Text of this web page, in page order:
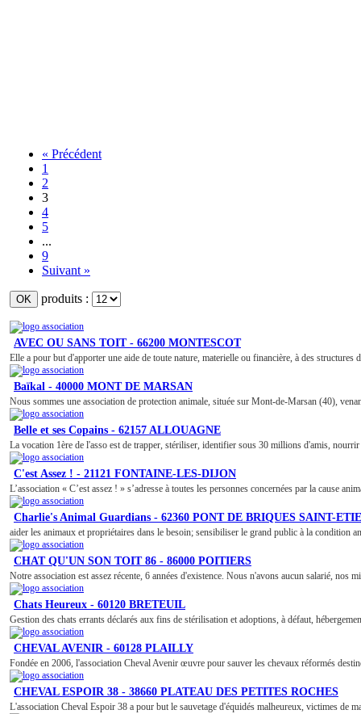
« Précédent
1
2
3
4
5
...
9
Suivant »
produits :
AVEC OU SANS TOIT - 66200 MONTESCOT
Elle a pour but d'apporter une aide de toute nature, materielle ou financière, à des structures
Baïkal - 40000 MONT DE MARSAN
Nous sommes une association de protection animale, située sur Mont-de-Marsan (40),
Belle et ses Copains - 62157 ALLOUAGNE
La vocation 1ère de l'asso est de trapper, stériliser, identifier sous 30 millions d'amis,
C'est Assez ! - 21121 FONTAINE-LES-DIJON
L’association « C’est assez ! » s’adresse à toutes les personnes concernées par la cause
Charlie's Animal Guardians - 62360 PONT DE BRIQUES SAINT-
aider les animaux et propriétaires dans le besoin; sensibiliser le grand public à la condition
CHAT QU'UN SON TOIT 86 - 86000 POITIERS
Notre association est assez récente, 6 années d'existence. Nous n'avons aucun salarié, nos
Chats Heureux - 60120 BRETEUIL
Gestion des chats errants déclarés aux fins de stérilisation et adoptions, à défaut,
CHEVAL AVENIR - 60128 PLAILLY
Fondée en 2006, l'association Cheval Avenir œuvre pour sauver les chevaux réformés
CHEVAL ESPOIR 38 - 38660 PLATEAU DES PETITES ROCHES
L'association Cheval Espoir 38 a pour but le sauvetage d'équidés malheureux, victimes de